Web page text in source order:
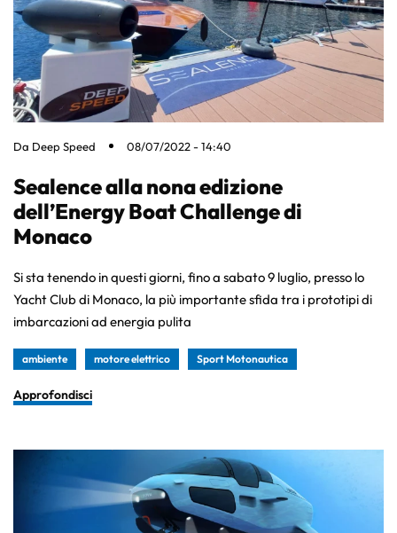
Da Deep Speed 08/07/2022 - 14:40
Sealence alla nona edizione
dell’Energy Boat Challenge di
Monaco
Si sta tenendo in questi giorni, fino a sabato 9 luglio, presso lo
Yacht Club di Monaco, la più importante sfida tra i prototipi di
imbarcazioni ad energia pulita
ambiente motore elettrico Sport Motonautica
Approfondisci